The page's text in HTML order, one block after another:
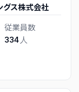
グス株式会社
従業員数
334 人